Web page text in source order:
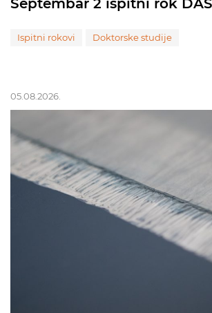
Septembar 2 ispitni rok
Ispitni rokovi Doktorske studije
05.08.2026.